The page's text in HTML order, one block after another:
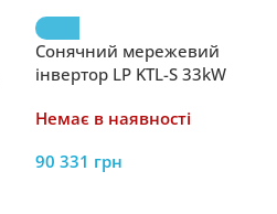
Сонячний мережевий
інвертор LP KTL-S 33kW
Немає в наявності
90 331 грн